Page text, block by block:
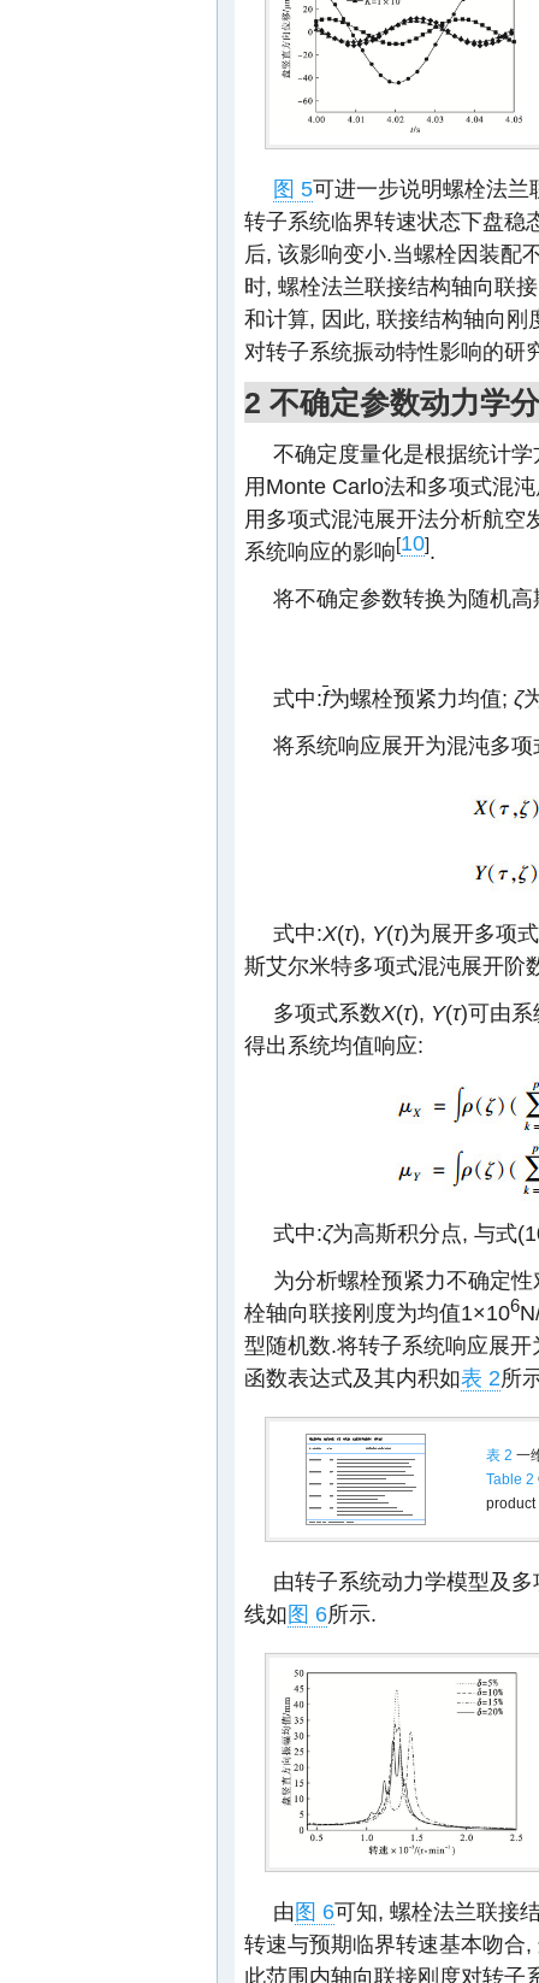
图 5可进一步说明螺栓法兰
转子系统临界转速状态下盘稳
后, 该影响变小.当螺栓因装配
时, 螺栓法兰联接结构轴向联
和计算, 因此, 联接结构轴向
对转子系统振动特性影响的研
2 不确定参数动力学
不确定度量化是根据统计
用Monte Carlo法和多项式混
用多项式混沌展开法分析航空
系统响应的影响[10].
将不确定参数转换为随机
式中:f为螺栓预紧力均值; ζ
将系统响应展开为混沌多项
式中:X(τ), Y(τ)为展开多项
斯艾尔米特多项式混沌展开阶
多项式系数X(τ), Y(τ)可由系
得出系统均值响应:
式中:ζ为高斯积分点, 与式
为分析螺栓预紧力不确定
栓轴向联接刚度为均值1×106
型随机数.将转子系统响应展
函数表达式及其内积如表 2所
表 2 一
Table 2
product
由转子系统动力学模型及
线如图 6所示.
由图 6可知, 螺栓法兰联接
转速与预期临界转速基本吻合
此范围内轴向联接刚度对转子